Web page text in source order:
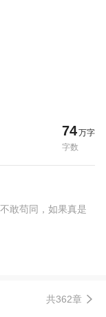
74万字
字数
敢苟同，如果真是
共362章